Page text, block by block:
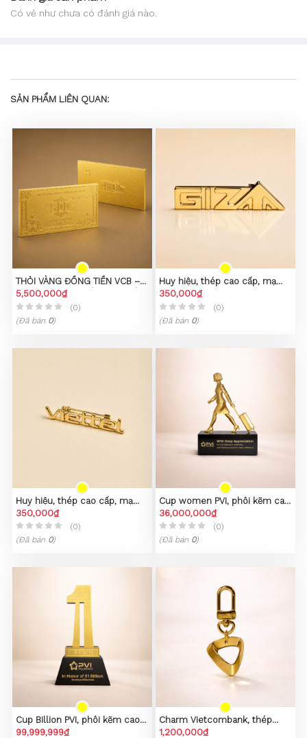
Có vẻ như chưa có đánh giá nào.
SẢN PHẨM LIÊN QUAN:
THỎI VÀNG ĐỒNG TIỀN VCB –
PHIÊN BẢN SƯU TẦM CAO CẤP
5,500,000₫
(0)
(Đã bán 0)
Huy hiệu, thép cao cấp, mạ
PVD vàng 23K
350,000₫
(0)
(Đã bán 0)
Huy hiệu, thép cao cấp, mạ
PVD vàng 23K
350,000₫
(0)
(Đã bán 0)
Cup women PVI, phôi kẽm cao
cấp
36,000,000₫
(0)
(Đã bán 0)
Cup Billion PVI, phôi kẽm cao
cấp
99,999,999₫
Charm Vietcombank, thép
không gỉ 316L, mạ vàng 23k
1,200,000₫